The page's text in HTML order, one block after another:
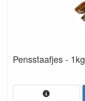
Pensstaafjes - 1kg